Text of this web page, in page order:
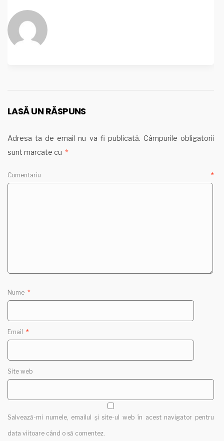
LASĂ UN RĂSPUNS
Adresa ta de email nu va fi publicată. Câmpurile obligatorii
sunt marcate cu *
Comentariu *
Nume *
Email *
Site web
Salvează-mi numele, emailul și site-ul web în acest navigator pentru
data viitoare când o să comentez.